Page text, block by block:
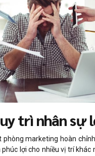
trì nhân sự
marketing hoàn
lợi cho nhiều vị trí khác